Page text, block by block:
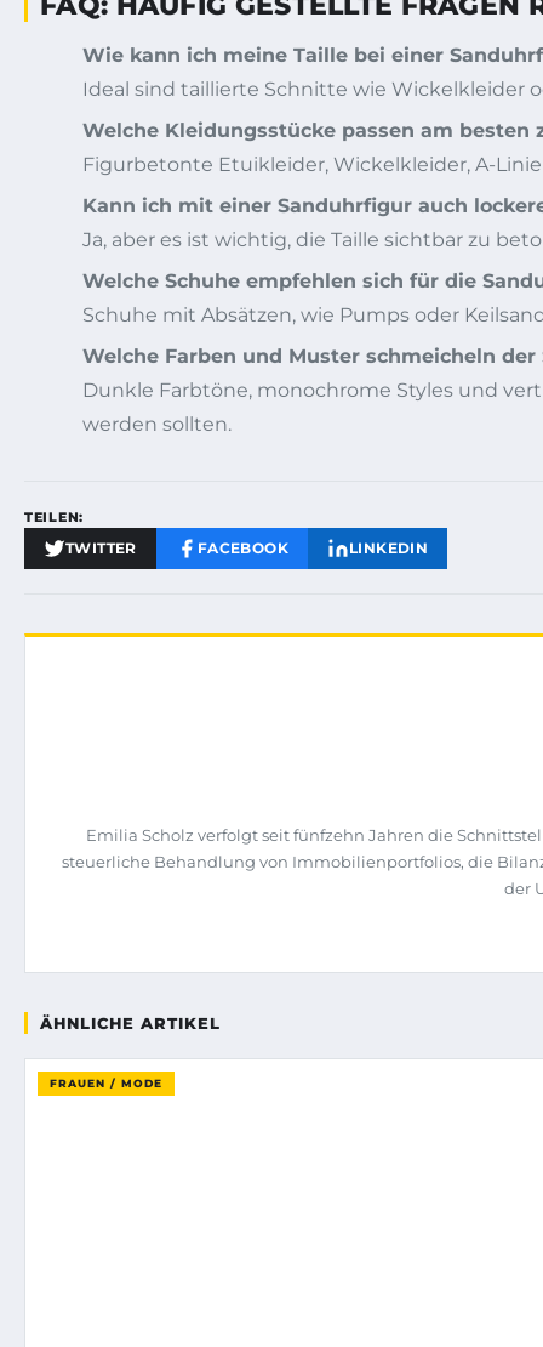
Wie kann ich meine Taille bei einer
Ideal sind taillierte Schnitte wie Wickelkleider
Welche Kleidungsstücke passen am besten
Figurbetonte Etuikleider, Wickelkleider, A-
Kann ich mit einer Sanduhrfigur auch
Ja, aber es ist wichtig, die Taille sichtbar zu
Welche Schuhe empfehlen sich für die
Schuhe mit Absätzen, wie Pumps oder
Welche Farben und Muster schmeicheln
Dunkle Farbtöne, monochrome Styles und
werden sollten.
TEILEN:
TWITTER FACEBOOK LINKEDIN
Emilia Scholz verfolgt seit fünfzehn Jahren die
steuerliche Behandlung von Immobilienportfolios, die
der
ÄHNLICHE ARTIKEL
FRAUEN / MODE